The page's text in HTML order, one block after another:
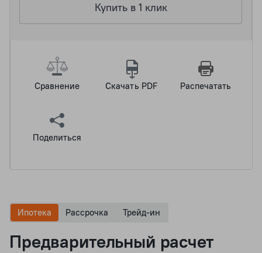
Купить в 1 клик
Сравнение Скачать PDF Распечатать
Поделиться
Предварительный расчет
Ипотека Рассрочка Трейд-ин